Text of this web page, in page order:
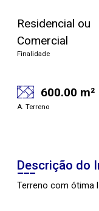
Residencial ou
Comercial
Finalidade
600.00 m²
A. Terreno
Descrição do
Terreno com ótima